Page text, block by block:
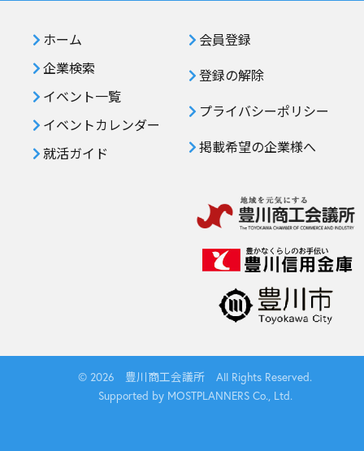
ホーム
企業検索
イベント一覧
イベントカレンダー
就活ガイド
会員登録
登録の解除
プライバシーポリシー
掲載希望の企業様へ
© 2026 豊川商工会議所 All Rights Reserved.
Supported by MOSTPLANNERS Co., Ltd.